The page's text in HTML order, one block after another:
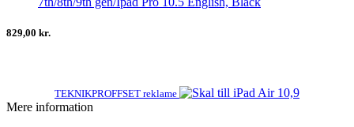
829,00 kr.
TEKNIKPROFFSET reklame
Mere information